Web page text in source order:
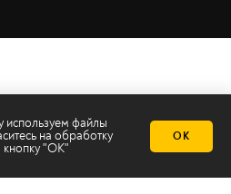
файлы
на обработку
кнопку "ОК"
ОК